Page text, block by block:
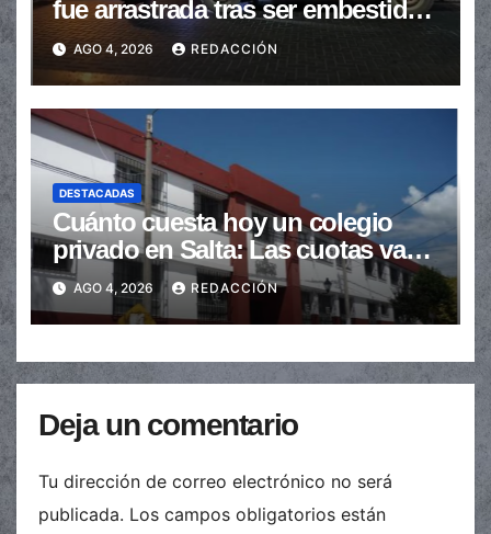
fue arrastrada tras ser embestidas
en la senda peatonal
AGO 4, 2026 REDACCIÓN
DESTACADAS
Cuánto cuesta hoy un colegio
privado en Salta: Las cuotas van
de $110.000 a más de $600.000
AGO 4, 2026 REDACCIÓN
Deja un comentario
Tu dirección de correo electrónico no será
publicada. Los campos obligatorios están